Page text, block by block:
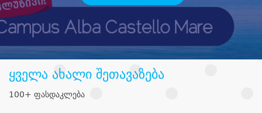
ყველა ახალი შეთავაზება
100+ ფასდაკლება